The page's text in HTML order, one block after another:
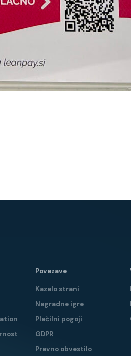
Povezave
Kazalo strani
Nagradne igre
Plačilni pogoji
GDPR
Pravno obvestilo